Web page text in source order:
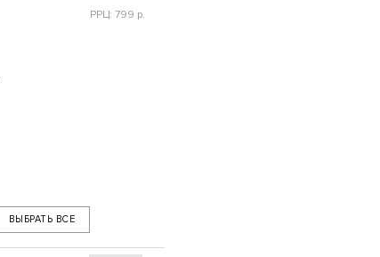
РРЦ: 799 р.
ВЫБРАТЬ ВСЕ